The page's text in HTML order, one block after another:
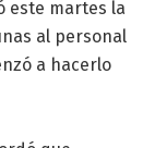
este martes la
al personal
a hacerlo